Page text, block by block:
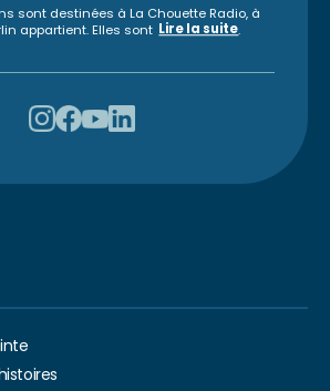
sont destinées à La Chouette Radio, à
appartient. Elles sont Lire la suite.